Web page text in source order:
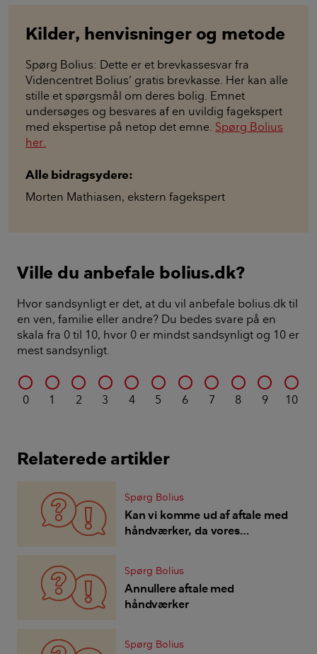
Kilder, henvisninger og metode
Spørg Bolius: Dette er et brevkassesvar fra
Videncentret Bolius’ gratis brevkasse. Her kan alle
stille et spørgsmål om deres bolig. Emnet
undersøges og besvares af en uvildig fagekspert
med ekspertise på netop det emne. Spørg Bolius
her.
Alle bidragsydere:
Morten Mathiasen, ekstern fagekspert
Ville du anbefale bolius.dk?
Hvor sandsynligt er det, at du vil anbefale bolius.dk til
en ven, familie eller andre? Du bedes svare på en
skala fra 0 til 10, hvor 0 er mindst sandsynligt og 10 er
mest sandsynligt.
0 1 2 3 4 5 6 7 8 9 10
Relaterede artikler
Spørg Bolius
Kan vi komme ud af aftale med
håndværker, da vores
Spørg Bolius
Annullere aftale med
håndværker
Spørg Bolius